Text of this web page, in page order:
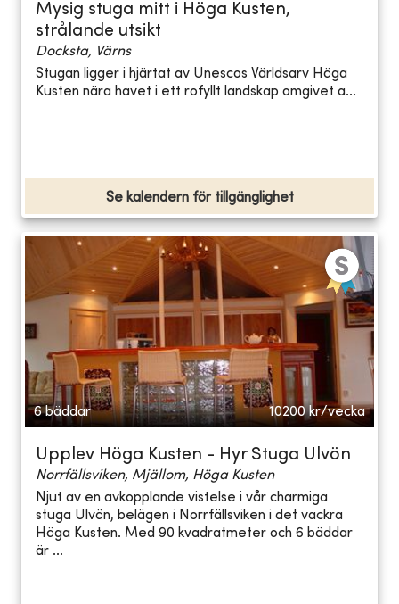
Mysig stuga mitt i Höga Kusten,
strålande utsikt
Docksta, Värns
Stugan ligger i hjärtat av Unescos Världsarv Höga
Kusten nära havet i ett rofyllt landskap omgivet a...
Se kalendern för tillgänglighet
6 bäddar 10200 kr/vecka
Upplev Höga Kusten - Hyr Stuga Ulvön
Norrfällsviken, Mjällom, Höga Kusten
Njut av en avkopplande vistelse i vår charmiga
stuga Ulvön, belägen i Norrfällsviken i det vackra
Höga Kusten. Med 90 kvadratmeter och 6 bäddar
är ...